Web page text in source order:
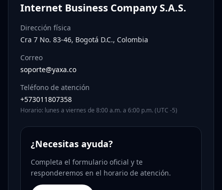
Internet Business Company S.A.S.
Dirección física
Cra 7 No. 83-46, Bogotá D.C., Colombia
Correo
soporte@yaxa.co
Teléfono de atención
+573011807358
Horario: lunes a viernes de 8:00 a.m. a 6:00 p.m. (UTC -5)
¿Necesitas ayuda?
Completa el formulario oficial y te
responderemos en el horario de atención.